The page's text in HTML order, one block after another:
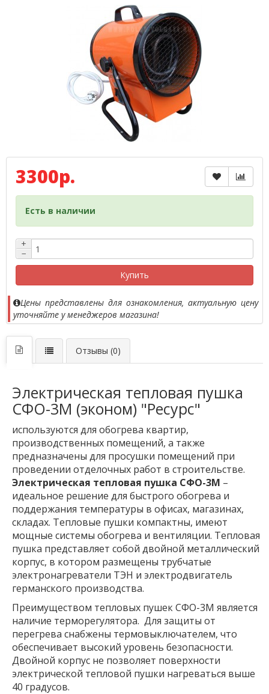
3300р.
Есть в наличии
+
−
Купить
Цены представлены для ознакомления, актуальную цену
уточняйте у менеджеров магазина!
Отзывы (0)
Электрическая тепловая пушка
СФО-3М (эконом) "Ресурс"
используются для обогрева квартир,
производственных помещений, а также
предназначены для просушки помещений при
проведении отделочных работ в строительстве.
Электрическая тепловая пушка СФО-3М –
идеальное решение для быстрого обогрева и
поддержания температуры в офисах, магазинах,
складах. Тепловые пушки компактны, имеют
мощные системы обогрева и вентиляции. Тепловая
пушка представляет собой двойной металлический
корпус, в котором размещены трубчатые
электронагреватели ТЭН и электродвигатель
германского производства.
Преимуществом тепловых пушек СФО-3М является
наличие терморегулятора. Для защиты от
перегрева снабжены термовыключателем, что
обеспечивает высокий уровень безопасности.
Двойной корпус не позволяет поверхности
электрической тепловой пушки нагреваться выше
40 градусов.